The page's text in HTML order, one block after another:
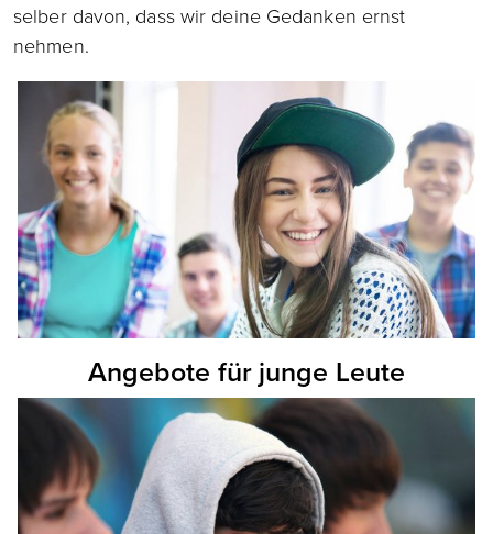
selber davon, dass wir deine Gedanken ernst
nehmen.
Angebote für junge Leute